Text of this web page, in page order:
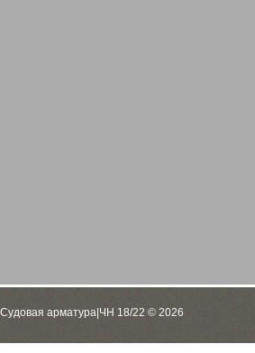
арматура|ЧН 18/22 © 2026